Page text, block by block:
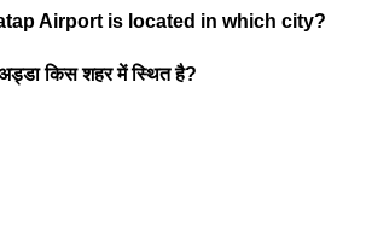
Airport is located in which city?
अड्डा किस शहर में स्थित है?